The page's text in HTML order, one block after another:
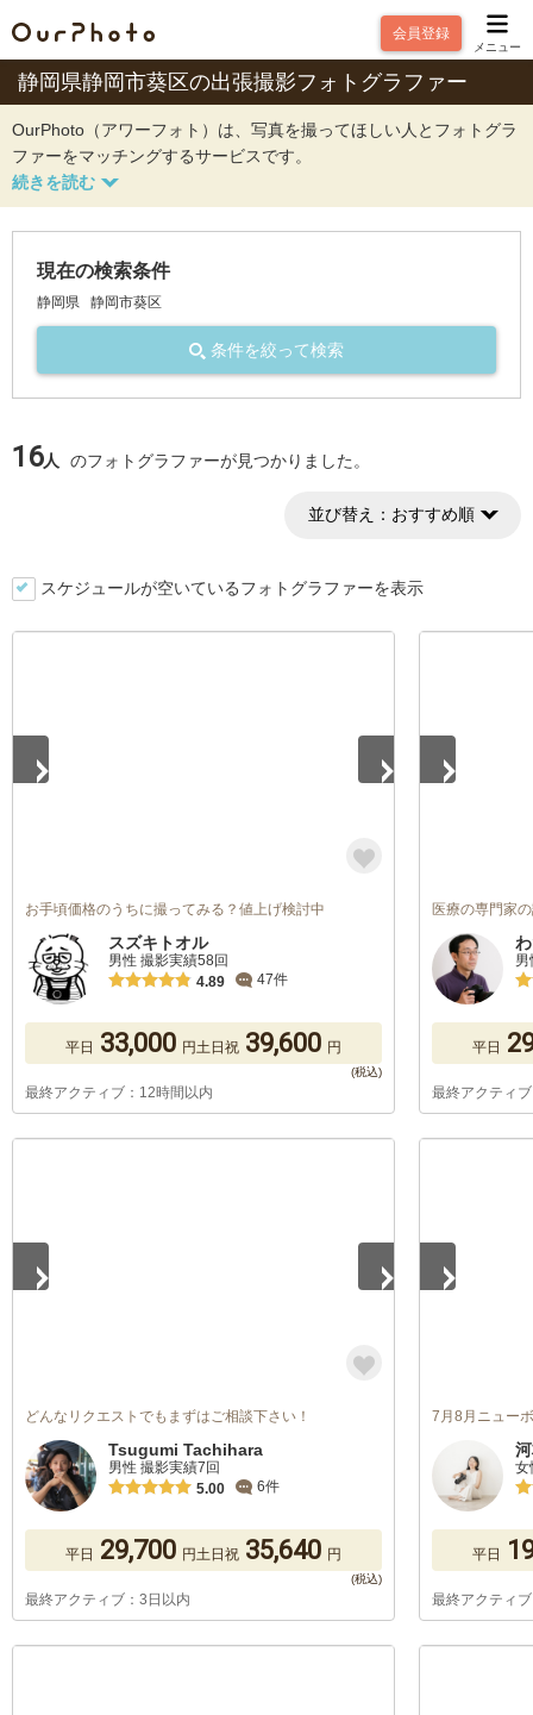
会員登録
メニュー
静岡県静岡市葵区の出張撮影フォトグラファー
OurPhoto（アワーフォト）は、写真を撮ってほしい人とフォトグラ
ファーをマッチングするサービスです。
現在の検索条件
静岡県 静岡市葵区
条件を絞って検索
16人 のフォトグラファーが見つかりました。
並び替え： おすすめ順
スケジュールが空いているフォトグラファーを表示
お手頃価格のうちに撮ってみる？値上げ検討中
スズキトオル
男性 撮影実績58回
4.89
47件
平日 33,000 円土日祝 39,600 円
最終アクティブ：12時間以内
医療の専門家
平日
最終アクティ
どんなリクエストでもまずはご相談下さい！
Tsugumi Tachihara
男性 撮影実績7回
5.00
6件
平日 29,700 円土日祝 35,640 円
最終アクティブ：3日以内
7月8月ニュー
女
平日
最終アクティ